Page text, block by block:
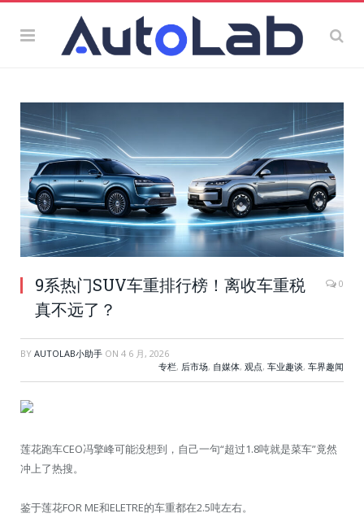
9系热门SUV车重排行榜！离收车重税
真不远了？
0
BY AUTOLAB小助手 ON 4 6 月, 2026
专栏, 后市场, 自媒体, 观点, 车业趣谈, 车界趣闻
莲花跑车CEO冯擎峰可能没想到，自己一句“超过1.8吨就是菜车”竟然
冲上了热搜。
鉴于莲花FOR ME和ELETRE的车重都在2.5吨左右。